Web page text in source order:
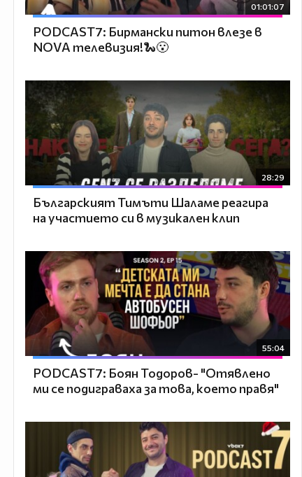
01:01:07
PODCAST7: Бирмански питон влезе в
NOVA телевизия!🐍😮
28:29
Българският Тимъти Шаламе реагира
на участието си в музикален клип
55:04
PODCAST7: ‪Боян Тодоров- "Отявлено
ми се подиграваха за това, което правя"